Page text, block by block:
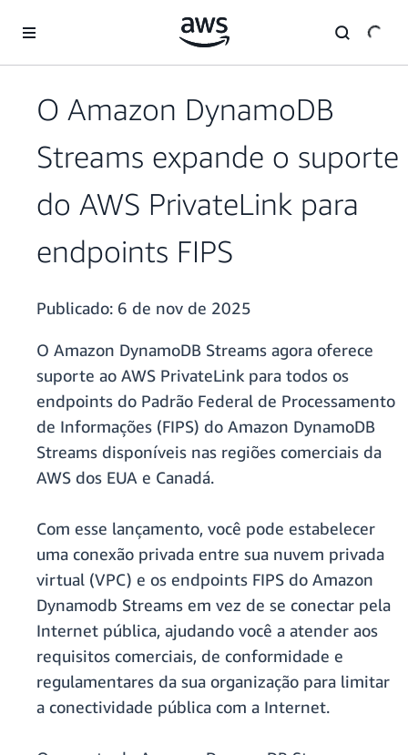
Pular para o conteúdo principal
O Amazon DynamoDB
Streams expande o suporte
do AWS PrivateLink para
endpoints FIPS
Publicado: 6 de nov de 2025
O Amazon DynamoDB Streams agora oferece
suporte ao AWS PrivateLink para todos os
endpoints do Padrão Federal de Processamento
de Informações (FIPS) do Amazon DynamoDB
Streams disponíveis nas regiões comerciais da
AWS dos EUA e Canadá.
Com esse lançamento, você pode estabelecer
uma conexão privada entre sua nuvem privada
virtual (VPC) e os endpoints FIPS do Amazon
Dynamodb Streams em vez de se conectar pela
Internet pública, ajudando você a atender aos
requisitos comerciais, de conformidade e
regulamentares da sua organização para limitar
a conectividade pública com a Internet.